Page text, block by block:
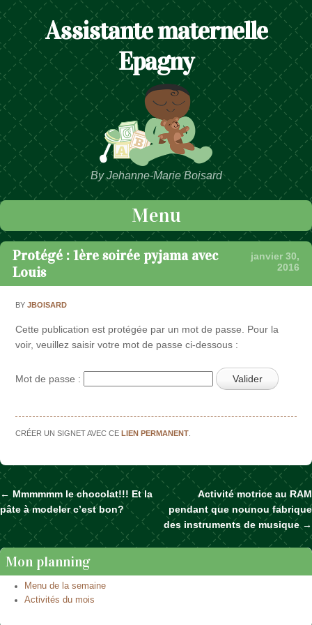
Assistante maternelle
Epagny
By Jehanne-Marie Boisard
Menu
Passer au contenu
Protégé : 1ère soirée pyjama avec
Louis
janvier 30,
2016
BYJBOISARD
Cette publication est protégée par un mot de passe. Pour la
voir, veuillez saisir votre mot de passe ci-dessous :
Mot de passe :
CRÉER UN SIGNET AVEC CELIEN PERMANENT
Naviguer dans les articles
← Mmmmmm le chocolat!!! Et la
pâte à modeler c’est bon?
Activité motrice au RAM
pendant que nounou fabrique
des instruments de musique →
Mon planning
Menu de la semaine
Activités du mois